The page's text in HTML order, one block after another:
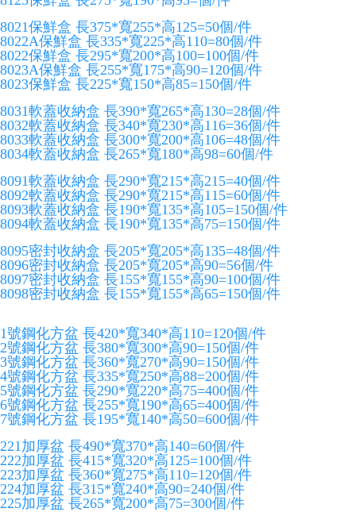
8021保鮮盒 長375*寬255*高125=50個/件
8022A保鮮盒 長335*寬225*高110=80個/件
8022保鮮盒 長295*寬200*高100=100個/件
8023A保鮮盒 長255*寬175*高90=120個/件
8023保鮮盒 長225*寬150*高85=150個/件
8031軟蓋收納盒 長390*寬265*高130=28個/件
8032軟蓋收納盒 長340*寬230*高116=36個/件
8033軟蓋收納盒 長300*寬200*高106=48個/件
8034軟蓋收納盒 長265*寬180*高98=60個/件
8091軟蓋收納盒 長290*寬215*高215=40個/件
8092軟蓋收納盒 長290*寬215*高115=60個/件
8093軟蓋收納盒 長190*寬135*高105=150個/件
8094軟蓋收納盒 長190*寬135*高75=150個/件
8095密封收納盒 長205*寬205*高135=48個/件
8096密封收納盒 長205*寬205*高90=56個/件
8097密封收納盒 長155*寬155*高90=100個/件
8098密封收納盒 長155*寬155*高65=150個/件
1號鋼化方盆 長420*寬340*高110=120個/件
2號鋼化方盆 長380*寬300*高90=150個/件
3號鋼化方盆 長360*寬270*高90=150個/件
4號鋼化方盆 長335*寬250*高88=200個/件
5號鋼化方盆 長290*寬220*高75=400個/件
6號鋼化方盆 長255*寬190*高65=400個/件
7號鋼化方盆 長195*寬140*高50=600個/件
221加厚盆 長490*寬370*高140=60個/件
222加厚盆 長415*寬320*高125=100個/件
223加厚盆 長360*寬275*高110=120個/件
224加厚盆 長315*寬240*高90=240個/件
225加厚盆 長265*寬200*高75=300個/件